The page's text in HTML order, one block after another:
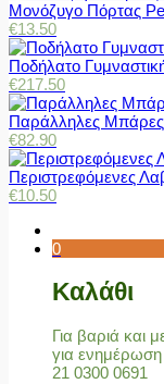
Μονόζυγο Πόρτας
€13.50
Ποδήλατο
€217.50
Παράλληλες
€82.90
Περιστρεφόμενες
€10.50
0
Καλάθι
Για βαριά και
για
21 0300 0691